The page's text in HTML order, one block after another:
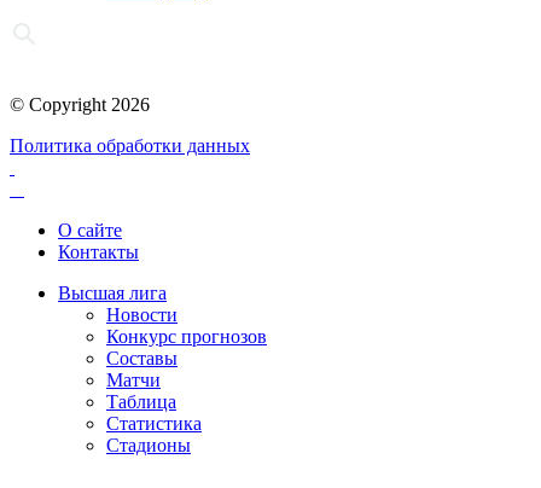
© Copyright 2026
Политика обработки данных
О сайте
Контакты
Высшая лига
Новости
Конкурс прогнозов
Составы
Матчи
Таблица
Статистика
Стадионы